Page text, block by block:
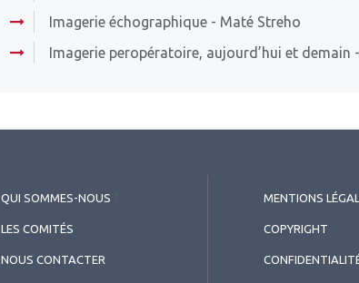
Imagerie échographique - Maté Streho
Imagerie peropératoire, aujourd’hui et demain
QUI SOMMES-NOUS
LES COMITÉS
NOUS CONTACTER
MENTIONS
COPYRIGHT